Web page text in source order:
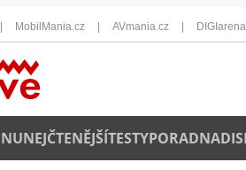
MobilMania.cz AVmania.cz
NEJČTENĚJŠÍTESTYPORADNA